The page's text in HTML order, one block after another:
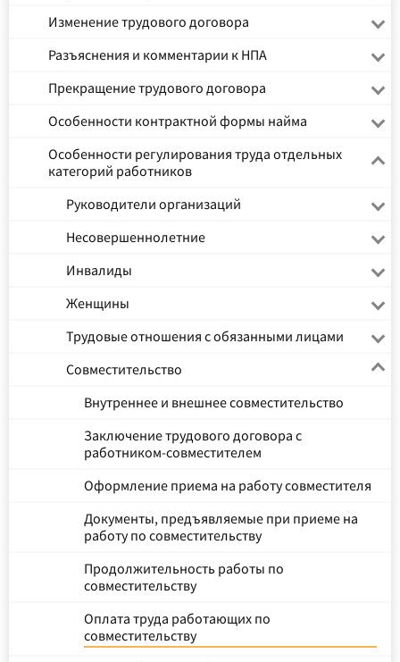
Изменение трудового договора
Разъяснения и комментарии к НПА
Прекращение трудового договора
Особенности контрактной формы найма
Особенности регулирования труда отдельных
категорий работников
Руководители организаций
Несовершеннолетние
Инвалиды
Женщины
Трудовые отношения с обязанными лицами
Совместительство
Внутреннее и внешнее совместительство
Заключение трудового договора с
работником-совместителем
Оформление приема на работу совместителя
Документы, предъявляемые при приеме на
работу по совместительству
Продолжительность работы по
совместительству
Оплата труда работающих по
совместительству